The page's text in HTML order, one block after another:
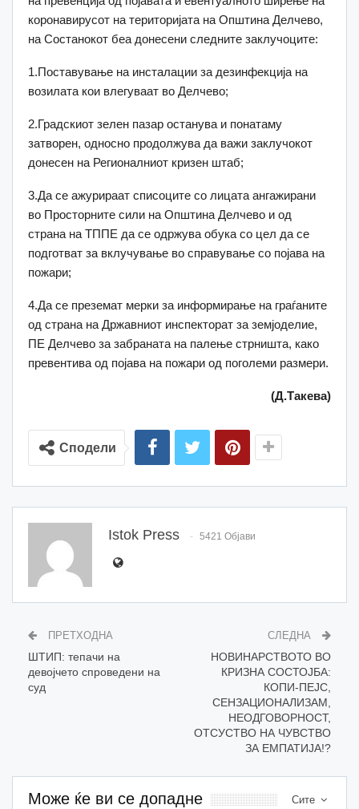
коронавирусот на територијата на Општина Делчево,
на Состанокот беа донесени следните заклучоците:
1.Поставување на инсталации за дезинфекција на
возилата кои влегуваат во Делчево;
2.Градскиот зелен пазар останува и понатаму
затворен, односно продолжува да важи заклучокот
донесен на Регионалниот кризен штаб;
3.Да се ажурираат списоците со лицата ангажирани
во Просторните сили на Општина Делчево и од
страна на ТППЕ да се одржува обука со цел да се
подготват за вклучување во справување со појава на
пожари;
4.Да се преземат мерки за информирање на граѓаните
од страна на Државниот инспекторат за земјоделие,
ПЕ Делчево за забраната на палење стрништа, како
превентива од појава на пожари од поголеми размери.
(Д.Такева)
Сподели
Istok Press 5421 Објави
ПРЕТХОДНА
ШТИП: тепачи на
девојчето спроведени на
суд
СЛЕДНА
НОВИНАРСТВОТО ВО
КРИЗНА СОСТОЈБА:
КОПИ-ПЕЈС,
СЕНЗАЦИОНАЛИЗАМ,
НЕОДГОВОРНОСТ,
ОТСУСТВО НА ЧУВСТВО
ЗА ЕМПАТИЈА!?
Сите
Може ќе ви се допадне